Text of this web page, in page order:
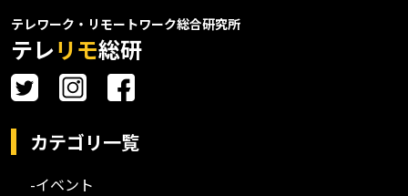
テレワーク・リモートワーク総合研究所
テレリモ総研
カテゴリ一覧
-イベント